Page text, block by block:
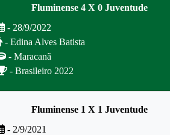
Fluminense 4 X 0 Juventude
- 28/9/2022
- Edina Alves Batista
- Maracanã
- Brasileiro 2022
Fluminense 1 X 1 Juventude
- 2/9/2021